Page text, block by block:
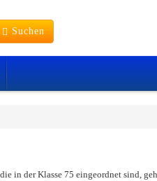
Suchen
in der Klasse 75 eingeordnet sind,